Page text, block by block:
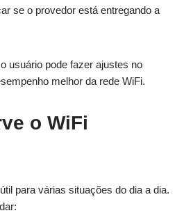
se o provedor está entregando a
usuário pode fazer ajustes no
melhor da rede WiFi.
o WiFi
para várias situações do dia a dia.